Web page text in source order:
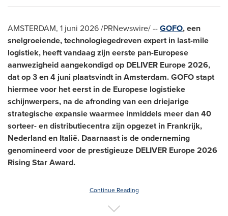
AMSTERDAM, 1 juni 2026/PRNewswire/ --GOFO, een
snelgroeiende, technologiegedreven expert in last-mile
logistiek, heeft vandaag zijn eerste pan-Europese
aanwezigheid aangekondigd op DELIVER Europe 2026,
dat op 3 en 4 juni plaatsvindt in Amsterdam. GOFO stapt
hiermee voor het eerst in de Europese logistieke
schijnwerpers, na de afronding van een driejarige
strategische expansie waarmee inmiddels meer dan 40
sorteer- en distributiecentra zijn opgezet in Frankrijk,
Nederland en Italië. Daarnaast is de onderneming
genomineerd voor de prestigieuze DELIVER Europe 2026
Rising Star Award.
Continue Reading